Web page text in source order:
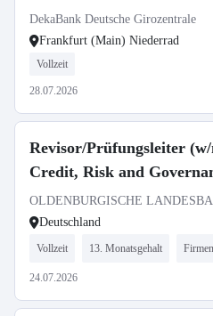
DekaBank Deutsche Girozentrale
Frankfurt (Main) Niederrad
Vollzeit
28.07.2026
Revisor/Prüfungsleiter
Credit, Risk and
OLDENBURGISCHE
Deutschland
Vollzeit 13. Monatsgehalt
24.07.2026